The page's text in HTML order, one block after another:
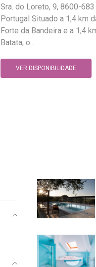
Sra. do Loreto, 9, 8600-
Portugal Situado a 1,4 km
Forte da Bandeira e a 1,4
Batata, o...
VER DISPONIBILIDADE